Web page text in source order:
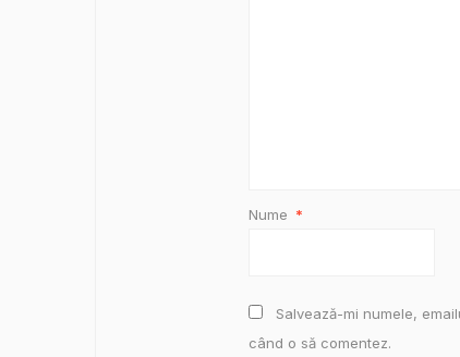
Nume *
Salvează-mi numele,
când o să comentez.